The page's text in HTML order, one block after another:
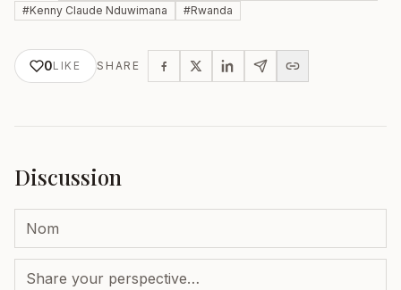
#Kenny Claude Nduwimana #Rwanda
0LIKE SHARE
Discussion